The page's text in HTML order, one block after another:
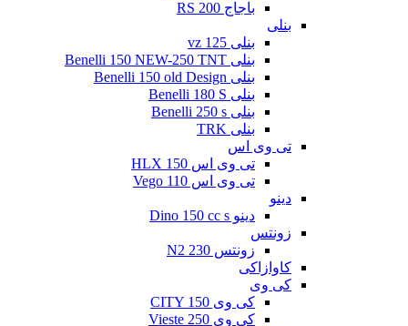
باجاج RS 200
بنلی
بنلی 125 vz
بنلی Benelli 150 NEW-250 TNT
بنلی Benelli 150 old Design
بنلی Benelli 180 S
بنلی Benelli 250 s
بنلی TRK
تی وی اس
تی وی اس 150 HLX
تی وی اس Vego 110
دینو
دینو Dino 150 cc s
زونتس
زونتس N2 230
کاوازاکی
کی وی
کی وی CITY 150
کی وی Vieste 250